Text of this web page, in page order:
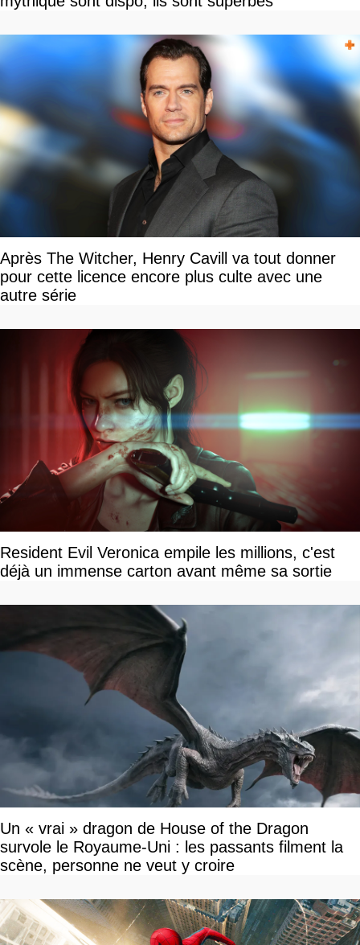
Après The Witcher, Henry Cavill va tout donner
pour cette licence encore plus culte avec une
autre série
Resident Evil Veronica empile les millions, c'est
déjà un immense carton avant même sa sortie
Un « vrai » dragon de House of the Dragon
survole le Royaume-Uni : les passants filment la
scène, personne ne veut y croire